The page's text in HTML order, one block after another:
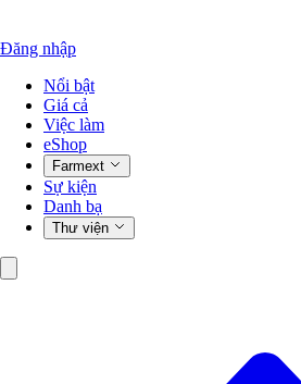
Đăng nhập
Nổi bật
Giá cả
Việc làm
eShop
Farmext
Sự kiện
Danh bạ
Thư viện